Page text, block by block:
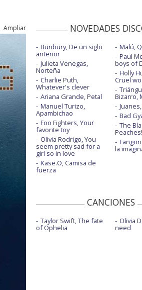
Ampliar NOVEDADES
Bunbury, De un siglo
anterior
Julieta Venegas,
Norteña
Charlie Puth,
Whatever's clever
Ariana Grande, Petal
Manuel Turizo,
Apambichao
Foo Fighters, Your
favorite toy
Olivia Rodrigo, You
seem pretty sad for a
girl so in love
Kase.O, Camisa de
fuerza
Malú,
Paul
boys of
Holly
Cruel
Bizarro,
Bad
The
Peaches!
la
CANCIONES
Taylor Swift, The fate
of Ophelia
Olivia
need